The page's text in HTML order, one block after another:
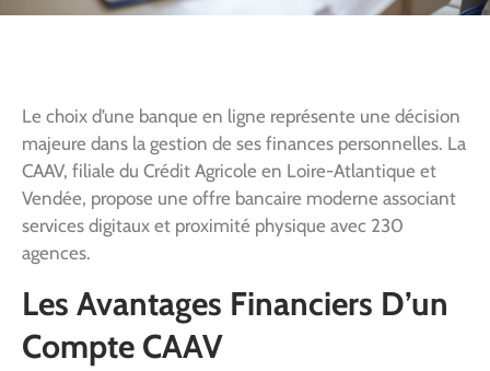
Le choix d’une banque en ligne représente une décision
majeure dans la gestion de ses finances personnelles. La
CAAV, filiale du Crédit Agricole en Loire-Atlantique et
Vendée, propose une offre bancaire moderne associant
services digitaux et proximité physique avec 230
agences.
Les Avantages Financiers D’un
Compte CAAV